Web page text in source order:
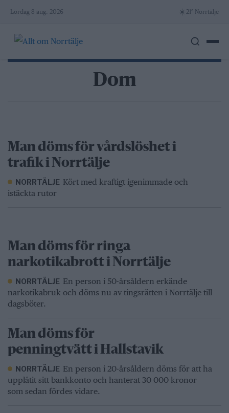
Skip
content
Lördag 8 aug. 2026 ☀️21° Norrtälje
Dom
Man döms för vårdslöshet i
trafik i Norrtälje
NORRTÄLJE Kört med kraftigt igenimmade och
istäckta rutor
Man döms för ringa
narkotikabrott i Norrtälje
NORRTÄLJE En person i 50-årsåldern erkände
narkotikabruk och döms nu av tingsrätten i Norrtälje till
dagsböter.
Man döms för
penningtvätt i Hallstavik
NORRTÄLJE En person i 20-årsåldern döms för att ha
upplåtit sitt bankkonto och hanterat 30 000 kronor
som sedan fördes vidare.